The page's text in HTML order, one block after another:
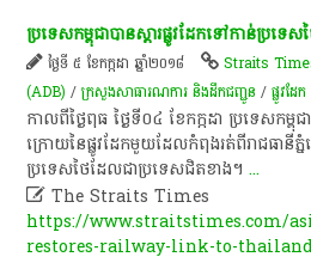
ប្រទេស​កម្ពុជា​បាន​ស្តារ​ផ្លូវដែក​ទៅ​កាន់​ប្រទ
ថ្ងៃទី ៥ ខែកក្កដា ឆ្នាំ២០១៨ Straits
(ADB) /ក្រសួងសាធារណការ និងដឹកជញ្ជូន /ផ្លូវដែក
កាលពី​ថ្ងៃ​ពុធ​ ថ្ងៃ​ទី​០៤​ ខែកក្កដា​ ប្រទេស​កម្ពុជ
ក្រោយ​នៃ​ផ្លូវដែក​មួយ​ដែល​កំពុង​រត់​ពី​រាជធានី​
ប្រទេស​ថៃ​ដែល​ជា​ប្រទេស​ជិតខាង​។​...
 The Straits Times
https://www.straitstimes.com/
restores-railway-link-to-